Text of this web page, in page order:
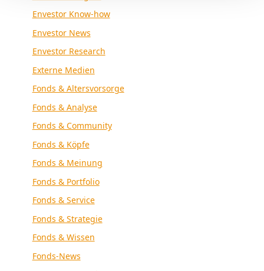
Envestor Know-how
Envestor News
Envestor Research
Externe Medien
Fonds & Altersvorsorge
Fonds & Analyse
Fonds & Community
Fonds & Köpfe
Fonds & Meinung
Fonds & Portfolio
Fonds & Service
Fonds & Strategie
Fonds & Wissen
Fonds-News